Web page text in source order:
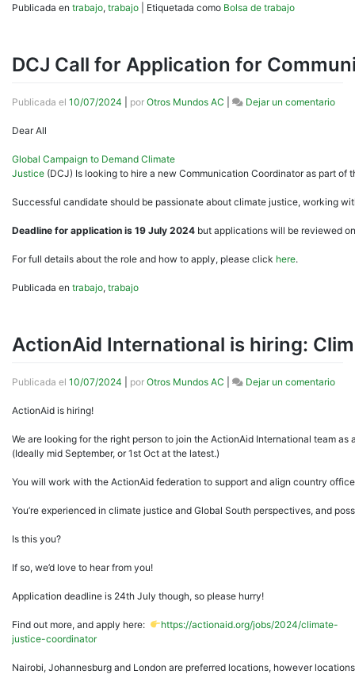
Publicada en trabajo, trabajo Etiquetada como Bolsa de trabajo
DCJ Call for Application for
Publicada el 10/07/2024 por Otros Mundos AC Dejar un comentarioen
Dear All
Global Campaign to Demand Climate
Justice (DCJ) Is looking to hire a new Communication Coordinator as part of
Successful candidate should be passionate about climate justice, working
Deadline for application is 19 July 2024 but applications will be reviewed
For full details about the role and how to apply, please click here.
Publicada en trabajo, trabajo
ActionAid International is hiring:
Publicada el 10/07/2024 por Otros Mundos AC Dejar un comentarioen
ActionAid is hiring!
We are looking for the right person to join the ActionAid International team
(Ideally mid September, or 1st Oct at the latest.)
You will work with the ActionAid federation to support and align country
You’re experienced in climate justice and Global South perspectives, and
Is this you?
If so, we’d love to hear from you!
Application deadline is 24th July though, so please hurry!
Find out more, and apply here:
https://actionaid.org/jobs/2024/climate-
justice-coordinator
Nairobi, Johannesburg and London are preferred locations, however